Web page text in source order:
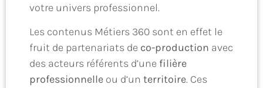
votre univers professionnel.
Les contenus Métiers 360 sont en effet le
fruit de partenariats de co-production avec
des acteurs référents d’une filière
professionnelle ou d’un territoire. Ces